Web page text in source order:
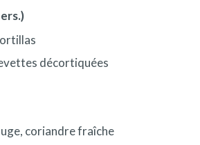
décortiquées
coriandre fraîche